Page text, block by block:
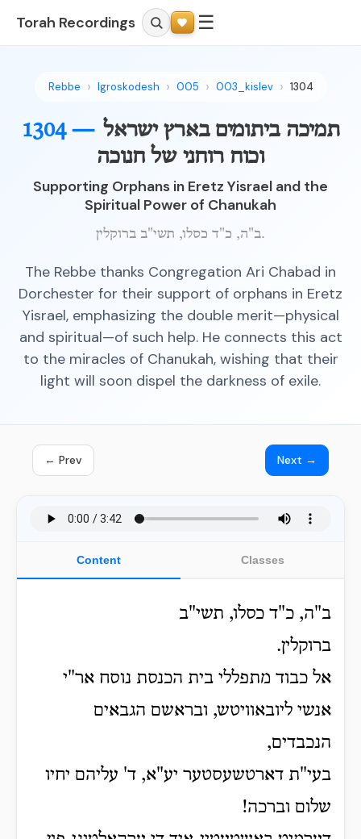
Torah Recordings ☰
Rebbe Igroskodesh 005 003_kislev 1304
1304 — תמיכה ביתומים בארץ ישראל
וכוח רוחני של חנוכה
Supporting Orphans in Eretz Yisrael and the
Spiritual Power of Chanukah
ב"ה, כ"ד כסלו, תשי"ב ברוקלין.
The Rebbe thanks Congregation Ari Chabad in
Dorchester for their support of orphans in Eretz
Yisrael, emphasizing the double merit—physical
and spiritual—of such help. He connects this act
to the miracles of Chanukah, wishing that their
light will soon dispel the darkness of exile.
← Prev Next →
Content Classes
ב"ה, כ"ד כסלו, תשי"ב
ברוקלין.
אל כבוד מתפללי בית הכנסת נוסח אר"י
אנשי ליובאוויטש, ובראשם הגבאים
הנכבדים,
בעי"ת דארטשעסטער יע"א, ד' עליהם יחיו
שלום וברכה!